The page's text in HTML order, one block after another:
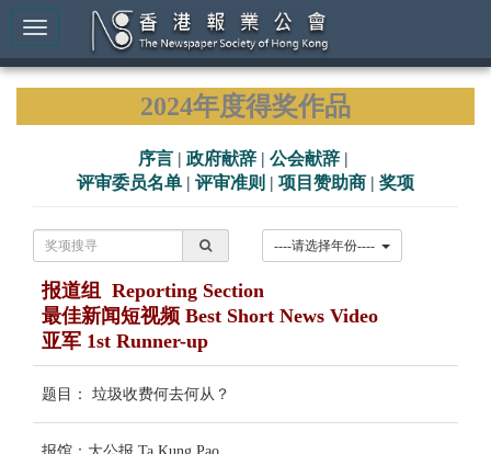
2024年度得奖作品
序言 | 政府献辞 | 公会献辞 |
评审委员名单 | 评审准则 | 项目赞助商 | 奖项
报道组 Reporting Section
最佳新闻短视频 Best Short News Video
亚军 1st Runner-up
题目： 垃圾收费何去何从？